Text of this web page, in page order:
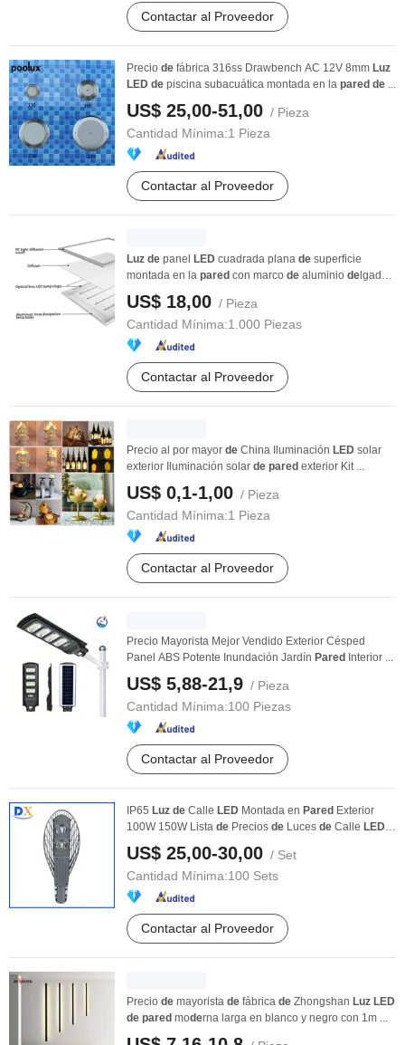
Contactar al Proveedor
Precio de fábrica 316ss Drawbench AC 12V 8mm Luz
LED de piscina subacuática montada en la pared de ...
US$ 25,00-51,00 / Pieza
Cantidad Mínima:1 Pieza
Contactar al Proveedor
Luz de panel LED cuadrada plana de superficie
montada en la pared con marco de aluminio de lgado
US$ 18,00 / Pieza
Cantidad Mínima:1.000 Piezas
Contactar al Proveedor
Precio al por mayor de China Iluminación LED solar
exterior Iluminación solar de pared exterior Kit ...
US$ 0,1-1,00 / Pieza
Cantidad Mínima:1 Pieza
Contactar al Proveedor
Precio Mayorista Mejor Vendido Exterior Césped
Panel ABS Potente Inundación Jardín Pared Interior ...
US$ 5,88-21,9 / Pieza
Cantidad Mínima:100 Piezas
Contactar al Proveedor
IP65 Luz de Calle LED Montada en Pared Exterior
100W 150W Lista de Precios de Luces de Calle LED
US$ 25,00-30,00 / Set
Cantidad Mínima:100 Sets
Contactar al Proveedor
Precio de mayorista de fábrica de Zhongshan Luz LED
de pared moderna larga en blanco y negro con 1m ...